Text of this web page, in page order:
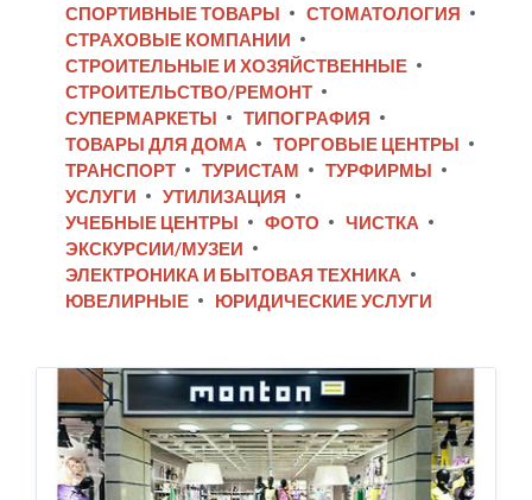
СПОРТИВНЫЕ ТОВАРЫ
СТОМАТОЛОГИЯ
СТРАХОВЫЕ КОМПАНИИ
СТРОИТЕЛЬНЫЕ И ХОЗЯЙСТВЕННЫЕ
СТРОИТЕЛЬСТВО/РЕМОНТ
СУПЕРМАРКЕТЫ
ТИПОГРАФИЯ
ТОВАРЫ ДЛЯ ДОМА
ТОРГОВЫЕ ЦЕНТРЫ
ТРАНСПОРТ
ТУРИСТАМ
ТУРФИРМЫ
УСЛУГИ
УТИЛИЗАЦИЯ
УЧЕБНЫЕ ЦЕНТРЫ
ФОТО
ЧИСТКА
ЭКСКУРСИИ/МУЗЕИ
ЭЛЕКТРОНИКА И БЫТОВАЯ ТЕХНИКА
ЮВЕЛИРНЫЕ
ЮРИДИЧЕСКИЕ УСЛУГИ
Monton
Astri